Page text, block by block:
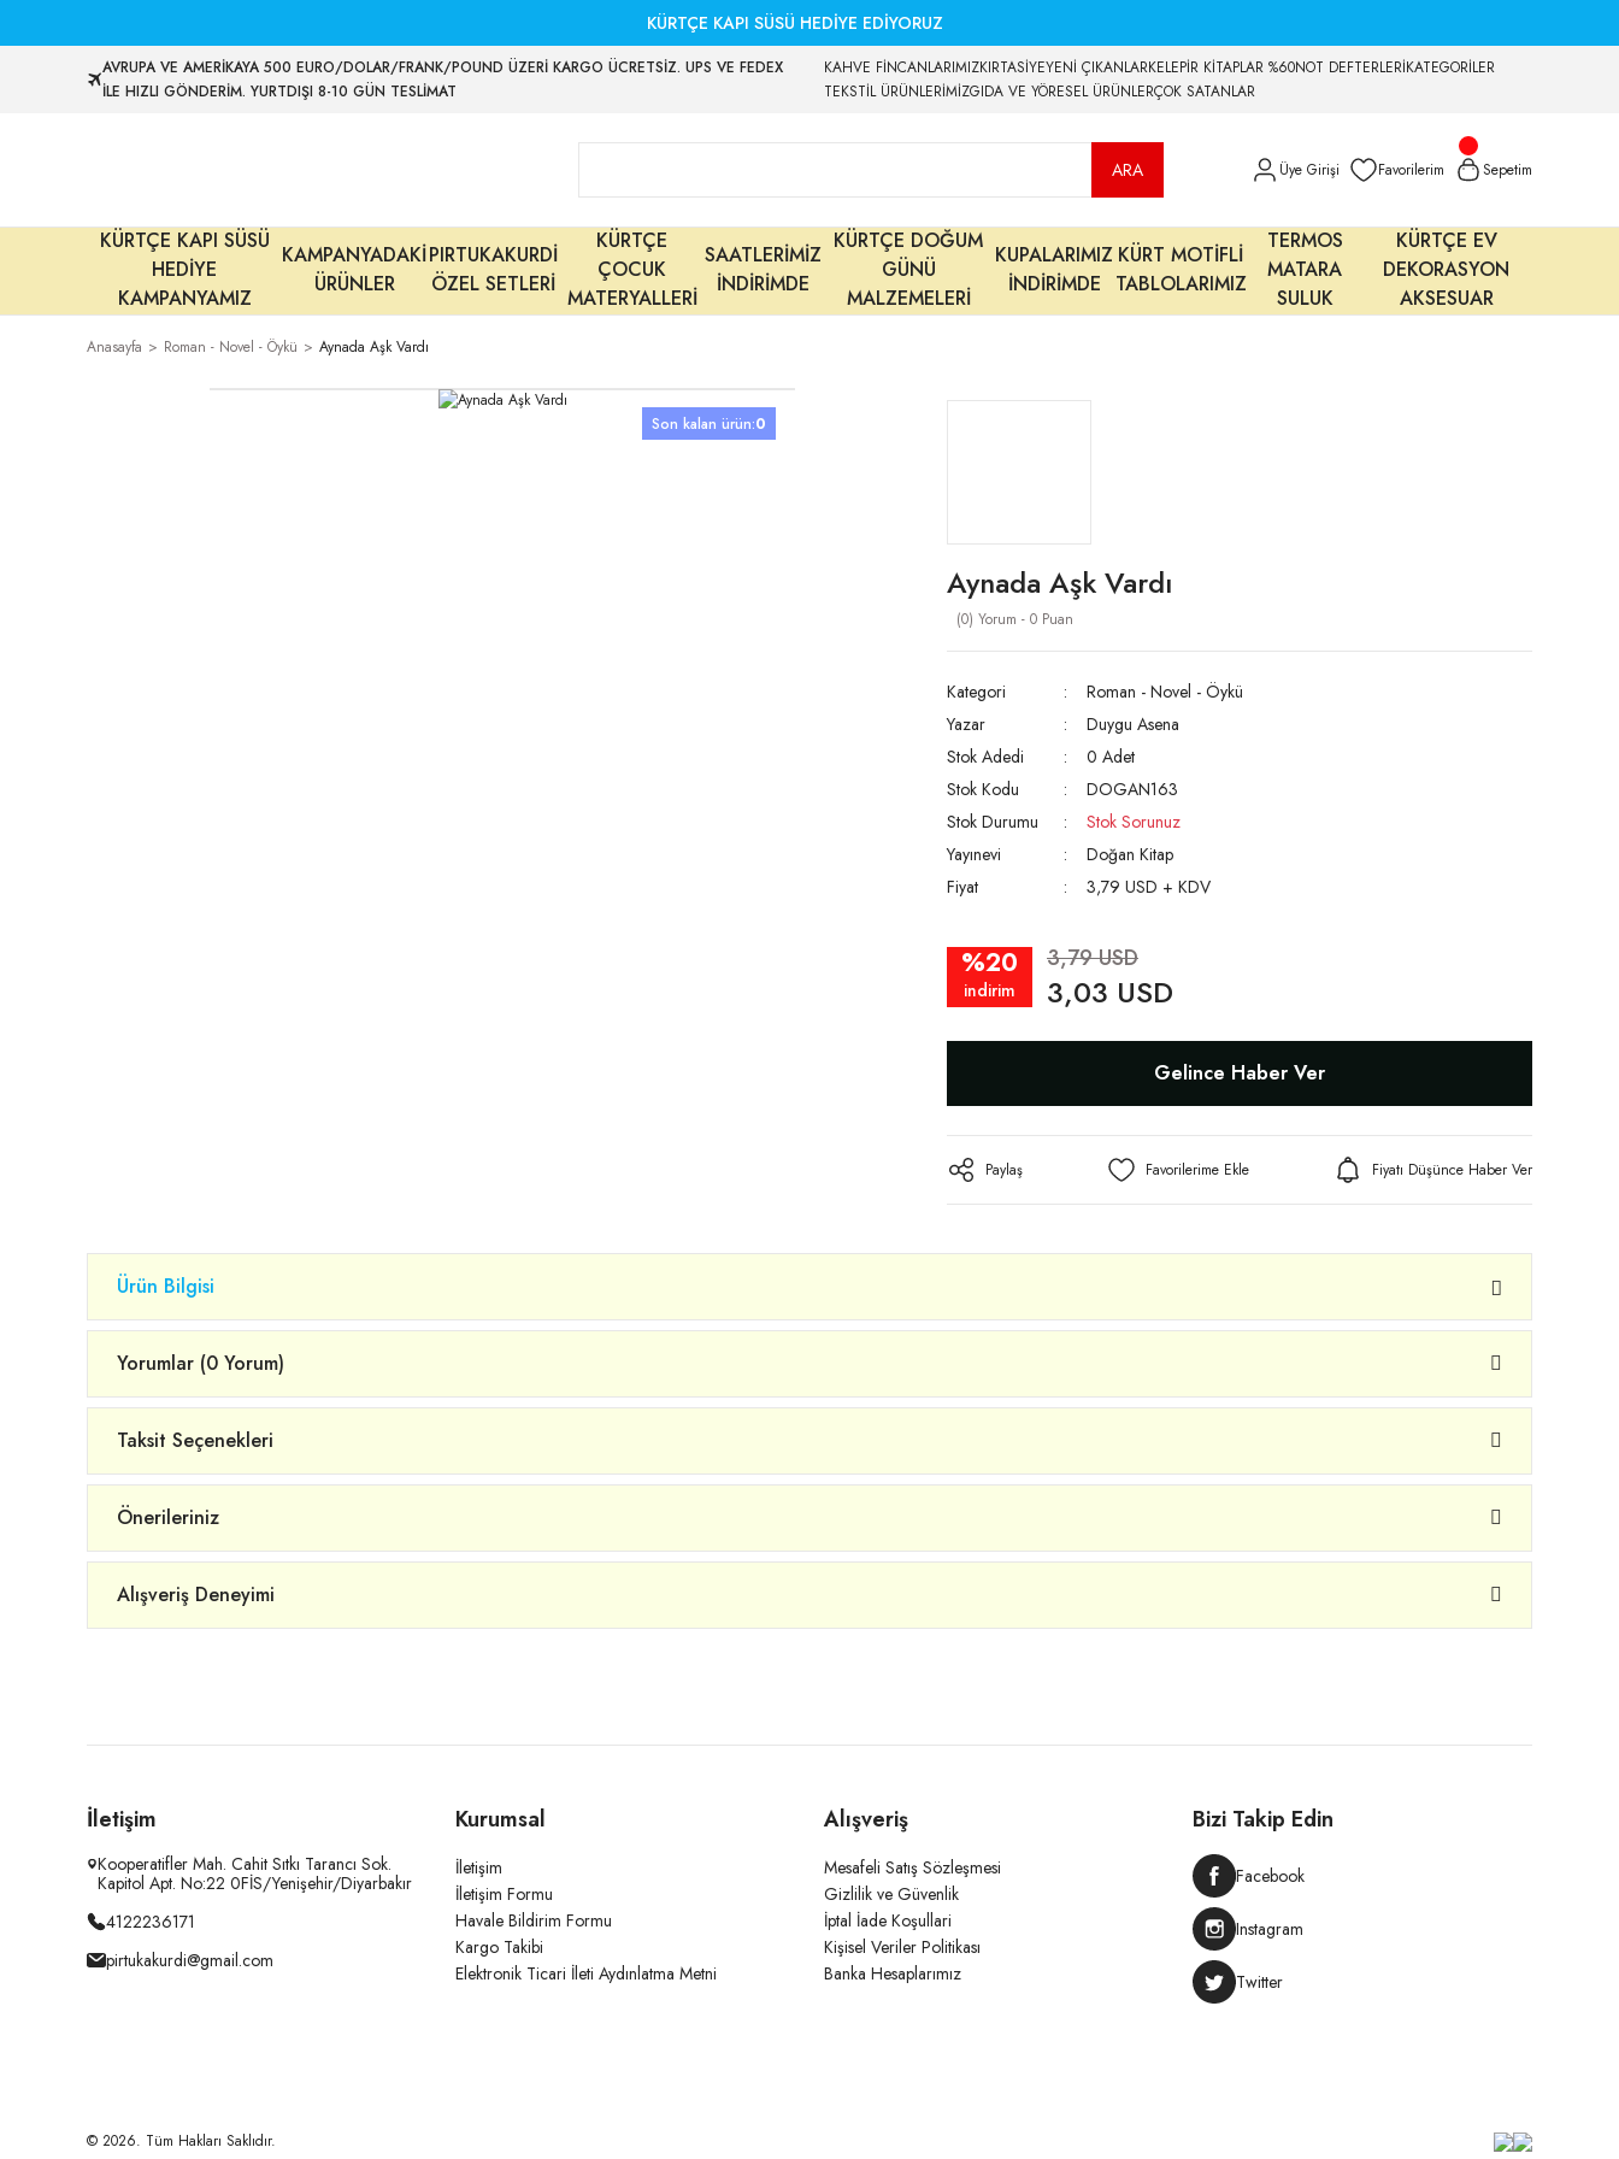
KÜRTÇE KAPI SÜSÜ HEDİYE EDİYORUZ
AVRUPA VE AMERİKAYA 500 EURO/DOLAR/FRANK/POUND ÜZERİ KARGO ÜCRETSİZ. UPS VE FEDEX
İLE HIZLI GÖNDERİM. YURTDIŞI 8-10 GÜN TESLİMAT
KAHVE FİNCANLARIMIZKIRTASİYEYENİ ÇIKANLARKELEPİR KİTAPLAR %60NOT DEFTERLERİKATEGORİLER
TEKSTİL ÜRÜNLERİMİZGIDA VE YÖRESEL ÜRÜNLERÇOK SATANLAR
ARA Üye Girişi Favorilerim Sepetim
KÜRTÇE KAPI SÜSÜ
HEDİYE
KAMPANYAMIZ
KAMPANYADAKİ
ÜRÜNLER
PIRTUKAKURDİ
ÖZEL SETLERİ
KÜRTÇE
ÇOCUK
MATERYALLERİ
SAATLERİMİZ
İNDİRİMDE
KÜRTÇE DOĞUM
GÜNÜ
MALZEMELERİ
KUPALARIMIZ
İNDİRİMDE
KÜRT MOTİFLİ
TABLOLARIMIZ
TERMOS
MATARA
SULUK
KÜRTÇE EV
DEKORASYON
AKSESUAR
Anasayfa Roman - Novel - Öykü Aynada Aşk Vardı
Son kalan ürün:0
Aynada Aşk Vardı
(0) Yorum - 0 Puan
Kategori
Roman - Novel - Öykü
Yazar
Duygu Asena
Stok Adedi
0 Adet
Stok Kodu
DOGAN163
Stok Durumu
Stok Sorunuz
Yayınevi
Doğan Kitap
Fiyat
3,79 USD + KDV
%20
indirim
3,79 USD
3,03 USD
Gelince Haber Ver
Paylaş Fiyatı Düşünce Haber Ver
Ürün Bilgisi
Yorumlar (0 Yorum)
Taksit Seçenekleri
Önerileriniz
Alışveriş Deneyimi
İletişim
Kooperatifler Mah. Cahit Sıtkı Tarancı Sok.
Kapitol Apt. No:22 0FİS/Yenişehir/Diyarbakır
4122236171
pirtukakurdi@gmail.com
Kurumsal
İletişim
İletişim Formu
Havale Bildirim Formu
Kargo Takibi
Elektronik Ticari İleti Aydınlatma Metni
Alışveriş
Mesafeli Satış Sözleşmesi
Gizlilik ve Güvenlik
İptal İade Koşullari
Kişisel Veriler Politikası
Banka Hesaplarımız
Bizi Takip Edin
Facebook
Instagram
Twitter
© 2026. Tüm Hakları Saklıdır.